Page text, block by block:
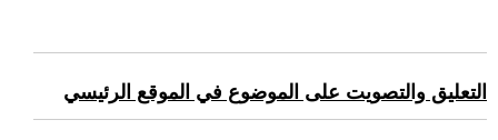
التعليق والتصويت على الموضوع في الموقع الرئيسي